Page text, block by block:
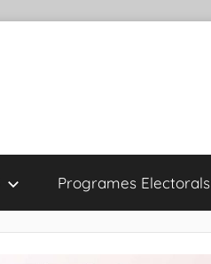
Programes Electorals